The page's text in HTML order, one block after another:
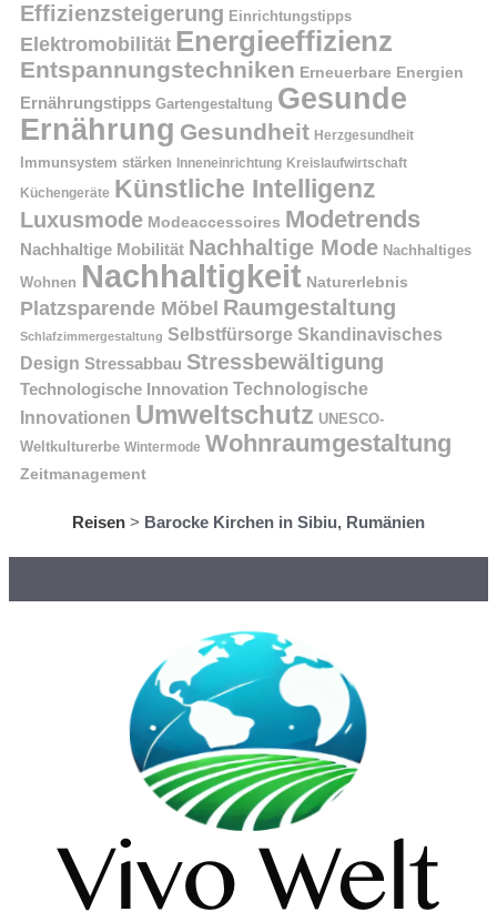
Effizienzsteigerung Einrichtungstipps
Elektromobilität Energieeffizienz
Entspannungstechniken Erneuerbare Energien
Ernährungstipps Gartengestaltung Gesunde
Ernährung Gesundheit Herzgesundheit
Immunsystem stärken Inneneinrichtung Kreislaufwirtschaft
Küchengeräte Künstliche Intelligenz
Luxusmode Modeaccessoires Modetrends
Nachhaltige Mobilität Nachhaltige Mode Nachhaltiges
Wohnen Nachhaltigkeit Naturerlebnis
Platzsparende Möbel Raumgestaltung
Schlafzimmergestaltung Selbstfürsorge Skandinavisches
Design Stressabbau Stressbewältigung
Technologische Innovation Technologische
Innovationen Umweltschutz UNESCO-
Weltkulturerbe Wintermode Wohnraumgestaltung
Zeitmanagement
Reisen > Barocke Kirchen in Sibiu, Rumänien